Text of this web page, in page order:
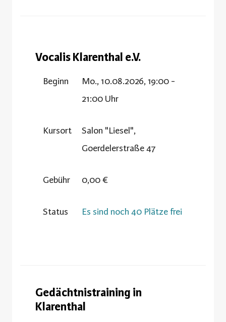
Vocalis Klarenthal e.V.
Beginn
Mo., 10.08.2026, 19:00 -
21:00 Uhr
Kursort
Salon "Liesel",
Goerdelerstraße 47
Gebühr 0,00 €
Status Es sind noch 40 Plätze frei
Gedächtnistraining in
Klarenthal